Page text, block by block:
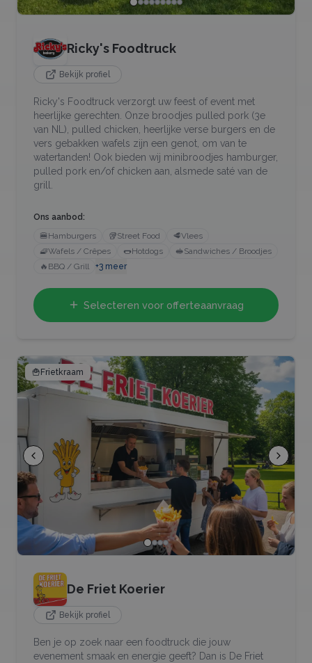
Ricky's Foodtruck
Bekijk profiel
Ricky's Foodtruck verzorgt uw feest of event met
heerlijke gerechten. Onze broodjes pulled pork (3e
van NL), pulled chicken, heerlijke verse burgers en de
vers gebakken wafels zijn een genot, om van te
watertanden! Ook bieden wij minibroodjes hamburger,
pulled pork en/of chicken aan, alsmede saté van de
grill.
Ons aanbod:
🍔Hamburgers 🥡Street Food 🥩Vlees
🧇Wafels / Crêpes 🌭Hotdogs 🥪Sandwiches / Broodjes
🔥 BBQ / Grill +3 meer
Selecteren voor offerteaanvraag
🍟Frietkraam
De Friet Koerier
Bekijk profiel
Ben je op zoek naar een foodtruck die jouw
evenement smaak en energie geeft? Dan is De Friet